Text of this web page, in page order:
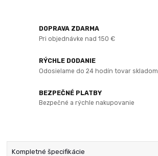
DOPRAVA ZDARMA
Pri objednávke nad 150 €
RÝCHLE DODANIE
Odosielame do 24 hodín tovar skladom
BEZPEČNÉ PLATBY
Bezpečné a rýchle nakupovanie
Kompletné špecifikácie